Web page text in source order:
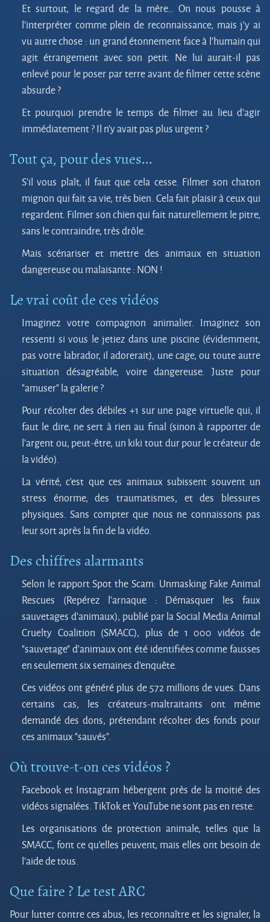
Et surtout, le regard de la mère… On nous pousse à
l’interpréter comme plein de reconnaissance, mais j’y ai
vu autre chose : un grand étonnement face à l’humain qui
agit étrangement avec son petit. Ne lui aurait-il pas
enlevé pour le poser par terre avant de filmer cette scène
absurde ?
Et pourquoi prendre le temps de filmer au lieu d’agir
immédiatement ? Il n’y avait pas plus urgent ?
Tout ça, pour des vues...
S’il vous plaît, il faut que cela cesse. Filmer son chaton
mignon qui fait sa vie, très bien. Cela fait plaisir à ceux qui
regardent. Filmer son chien qui fait naturellement le pitre,
sans le contraindre, très drôle.
Mais scénariser et mettre des animaux en situation
dangereuse ou malaisante : NON !
Le vrai coût de ces vidéos
Imaginez votre compagnon animalier. Imaginez son
ressenti si vous le jetiez dans une piscine (évidemment,
pas votre labrador, il adorerait), une cage, ou toute autre
situation désagréable, voire dangereuse. Juste pour
"amuser" la galerie ?
Pour récolter des débiles +1 sur une page virtuelle qui, il
faut le dire, ne sert à rien au final (sinon à rapporter de
l’argent ou, peut-être, un kiki tout dur pour le créateur de
la vidéo).
La vérité, c’est que ces animaux subissent souvent un
stress énorme, des traumatismes, et des blessures
physiques. Sans compter que nous ne connaissons pas
leur sort après la fin de la vidéo.
Des chiffres alarmants
Selon le rapport Spot the Scam: Unmasking Fake Animal
Rescues (Repérez l’arnaque : Démasquer les faux
sauvetages d’animaux), publié par la Social Media Animal
Cruelty Coalition (SMACC), plus de 1 000 vidéos de
"sauvetage" d’animaux ont été identifiées comme fausses
en seulement six semaines d’enquête.
Ces vidéos ont généré plus de 572 millions de vues. Dans
certains cas, les créateurs-maltraitants ont même
demandé des dons, prétendant récolter des fonds pour
ces animaux "sauvés".
Où trouve-t-on ces vidéos ?
Facebook et Instagram hébergent près de la moitié des
vidéos signalées. TikTok et YouTube ne sont pas en reste.
Les organisations de protection animale, telles que la
SMACC, font ce qu’elles peuvent, mais elles ont besoin de
l’aide de tous.
Que faire ? Le test ARC
Pour lutter contre ces abus, les reconnaître et les signaler, la